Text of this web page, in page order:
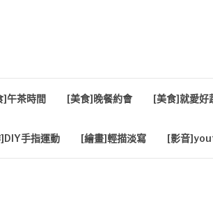
]午茶時間 [美食]晚餐約會 [美食]就愛好
手指運動 [繪畫]輕描淡寫 [影音